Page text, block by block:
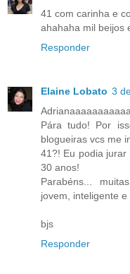
41 com carinha e
ahahaha mil beijos
Responder
Elaine Lobato 3
Pára tudo! Por
blogueiras vcs me
41?! Eu podia
30 anos!
Parabéns...
jovem, inteligente e
bjs
Responder